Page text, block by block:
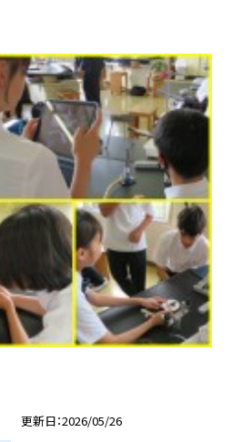
更新日 2026/05/26